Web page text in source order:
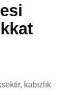
kabızlık